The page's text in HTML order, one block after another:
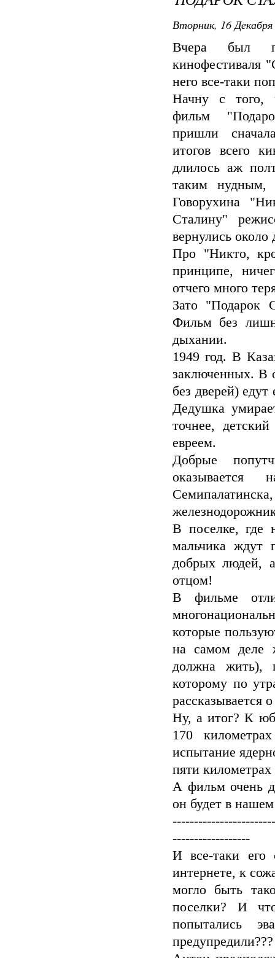
Вторник, 16
Вчера был
кинофестиваля
него все-таки
Начну с
фильм
пришли
итогов всего
длилось аж
таким нудным,
Говорухина
Сталину"
вернулись около
Про "Никто,
принципе,
отчего много
Зато "Подарок
Фильм без
дыхании.
1949 год. В
заключенных. В
без дверей)
Дедушка
точнее,
евреем.
Добрые
оказывается
В поселке, где
мальчика ждут
добрых людей,
отцом!
В фильме
которые
на самом деле
должна жить),
которому по
Ну, а итог? К
170
испытание
пяти
А фильм очень
он будет в
------------------
И все-таки
интернете, к
могло быть
поселки? И
попытались